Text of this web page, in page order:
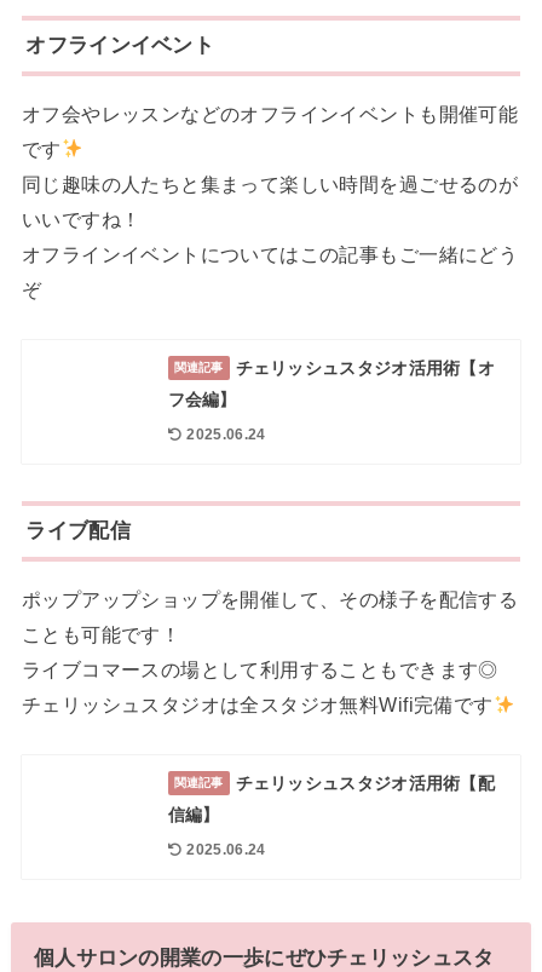
オフラインイベント
オフ会やレッスンなどのオフラインイベントも開催可能
です
同じ趣味の人たちと集まって楽しい時間を過ごせるのが
いいですね！
オフラインイベントについてはこの記事もご一緒にどう
ぞ
関連記事
チェリッシュスタジオ活用術【オ
フ会編】
2025.06.24
ライブ配信
ポップアップショップを開催して、その様子を配信する
ことも可能です！
ライブコマースの場として利用することもできます◎
チェリッシュスタジオは全スタジオ無料Wifi完備です
関連記事
チェリッシュスタジオ活用術【配
信編】
2025.06.24
個人サロンの開業の一歩にぜひチェリッシュスタ